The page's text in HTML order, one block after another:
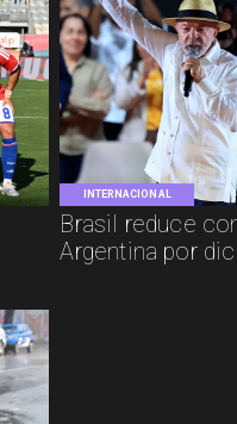
INTERNACIONAL
Brasil reduce
Argentina por